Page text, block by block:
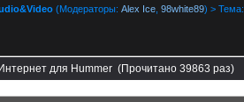
(Модераторы: Alex Ice 98white89) > Тема:
для Hummer (Прочитано 39863 раз)